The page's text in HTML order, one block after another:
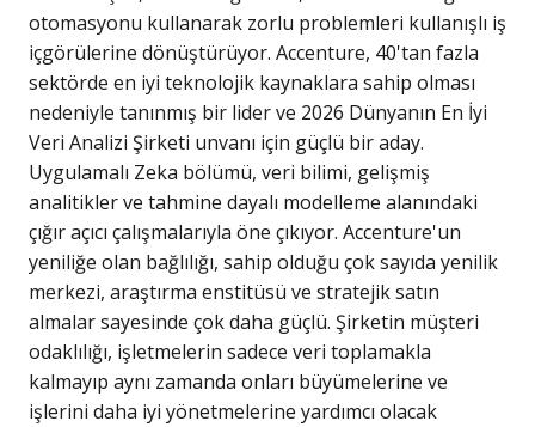
otomasyonu kullanarak zorlu problemleri kullanışlı iş
içgörülerine dönüştürüyor. Accenture, 40'tan fazla
sektörde en iyi teknolojik kaynaklara sahip olması
nedeniyle tanınmış bir lider ve 2026 Dünyanın En İyi
Veri Analizi Şirketi unvanı için güçlü bir aday.
Uygulamalı Zeka bölümü, veri bilimi, gelişmiş
analitikler ve tahmine dayalı modelleme alanındaki
çığır açıcı çalışmalarıyla öne çıkıyor. Accenture'un
yeniliğe olan bağlılığı, sahip olduğu çok sayıda yenilik
merkezi, araştırma enstitüsü ve stratejik satın
almalar sayesinde çok daha güçlü. Şirketin müşteri
odaklılığı, işletmelerin sadece veri toplamakla
kalmayıp aynı zamanda onları büyümelerine ve
işlerini daha iyi yönetmelerine yardımcı olacak